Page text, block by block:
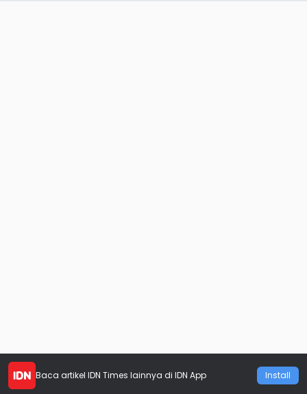
Baca artikel IDN Times lainnya di IDN App Install